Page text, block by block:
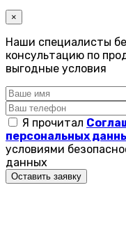
×
Наши специалисты
консультацию по
выгодные условия
Я прочитал
персональных
условиями
данных
Оставить заявку